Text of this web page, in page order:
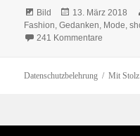
Format
Bild
Veröffentlicht
am
13. März 2018
Fashion,Gedanken, Mode,
241 Kommentare
Datenschutzbelehrung Mit Stolz